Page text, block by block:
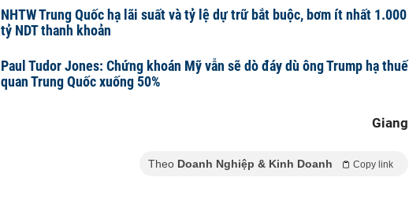
NHTW Trung Quốc hạ lãi suất và tỷ lệ dự trữ bắt buộc, bơm ít nhất 1.000
tỷ NDT thanh khoản
Paul Tudor Jones: Chứng khoán Mỹ vẫn sẽ dò đáy dù ông Trump hạ thuế
quan Trung Quốc xuống 50%
Giang
Theo Doanh Nghiệp & Kinh Doanh Copy link